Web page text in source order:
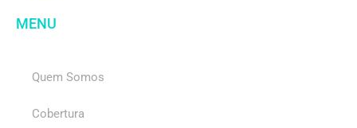
MENU
Quem Somos
Cobertura